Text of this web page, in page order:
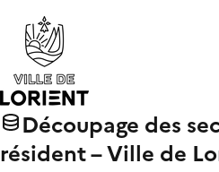
Découpage des
résident – Ville de